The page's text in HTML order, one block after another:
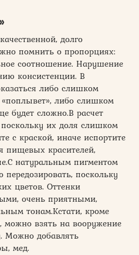
долго
помнить о пропорциях:
соотношение. Нарушение
консистенции. В
либо слишком
либо слишком
будет сложно.В расчет
их доля слишком
с краской, иначе испортите
пищевых красителей,
натуральным пигментом
поскольку
цветов. Оттенки
очень приятными,
тонам.Кстати, кроме
можно взять на вооружение
Можно добавлять
мед.